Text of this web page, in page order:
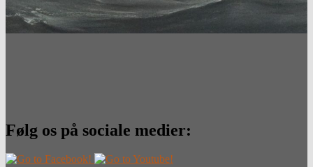
Følg os på sociale medier: